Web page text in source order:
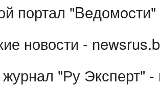
портал
новости -
"Ру Эксперт"